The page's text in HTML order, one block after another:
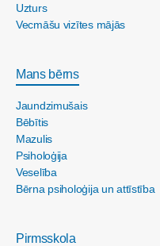
Uzturs
Vecmāšu vizītes mājās
Mans bērns
Jaundzimušais
Bēbītis
Mazulis
Psiholoģija
Veselība
Bērna psiholoģija un attīstība
Pirmsskola